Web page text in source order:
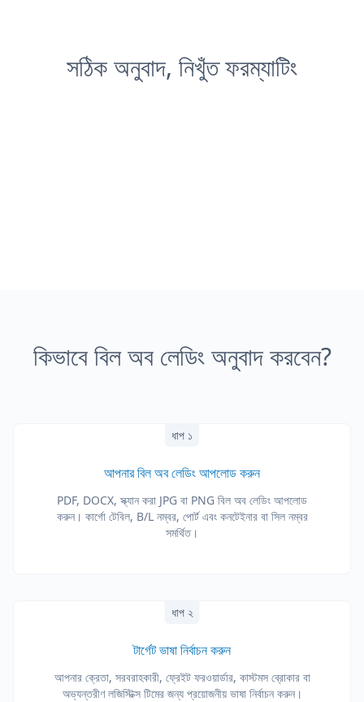
সঠিক অনুবাদ, নিখুঁত ফরম্যাটিং
কিভাবে বিল অব লেডিং অনুবাদ করবেন?
ধাপ ১
আপনার বিল অব লেডিং আপলোড করুন
PDF, DOCX, স্ক্যান করা JPG বা PNG বিল অব লেডিং আপলোড
করুন। কার্গো টেবিল, B/L নম্বর, পোর্ট এবং কনটেইনার বা সিল নম্বর
সমর্থিত।
ধাপ ২
টার্গেট ভাষা নির্বাচন করুন
আপনার ক্রেতা, সরবরাহকারী, ফ্রেইট ফরওয়ার্ডার, কাস্টমস ব্রোকার বা
অভ্যন্তরীণ লজিস্টিক্স টিমের জন্য প্রয়োজনীয় ভাষা নির্বাচন করুন।